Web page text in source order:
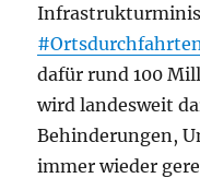
#Ortsdurchfahrten
dafür rund 100
wird landesweit
Behinderungen,
immer wieder